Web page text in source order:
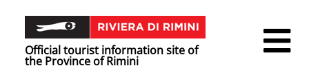
Official tourist information site of
the Province of Rimini